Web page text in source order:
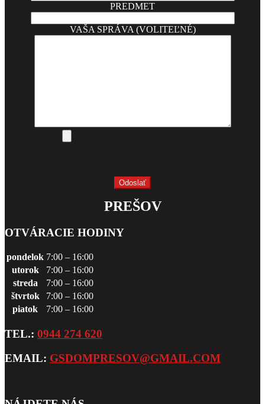
PREDMET
VAŠA SPRÁVA (VOLITEĽNÉ)
PREŠOV
OTVÁRACIE HODINY
pondelok 7:00 – 16:00
utorok
7:00 – 16:00
streda
7:00 – 16:00
štvrtok
7:00 – 16:00
piatok
7:00 – 16:00
TEL.: 0944 274 620
EMAIL: GSDOMPRESOV@GMAIL.COM